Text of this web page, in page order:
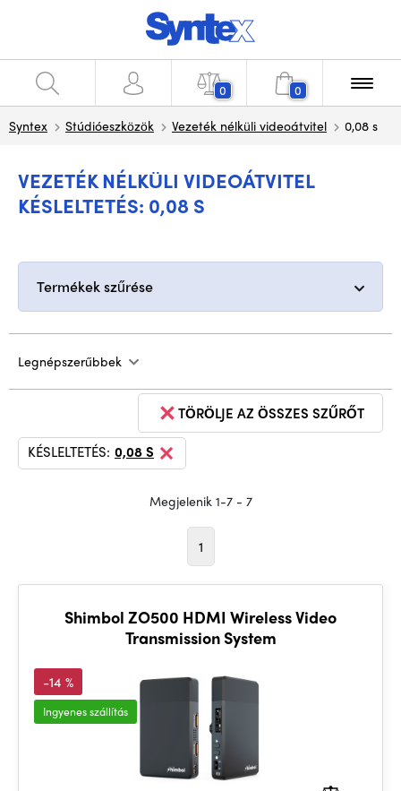
0 0
Syntex Stúdióeszközök Vezeték nélküli videoátvitel 0,08 s
VEZETÉK NÉLKÜLI VIDEOÁTVITEL
KÉSLELTETÉS: 0,08 S
Termékek szűrése
Legnépszerűbbek
TÖRÖLJE AZ ÖSSZES SZŰRŐT
KÉSLELTETÉS: 0,08 S
Megjelenik 1-7 - 7
1
Shimbol ZO500 HDMI Wireless Video
Transmission System
-14 %
Ingyenes szállítás